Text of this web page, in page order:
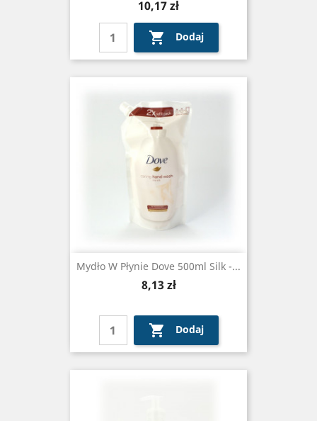
Cena
10,17 zł
 Dodaj
Mydło W Płynie Dove 500ml Silk -...
Cena
8,13 zł
 Dodaj